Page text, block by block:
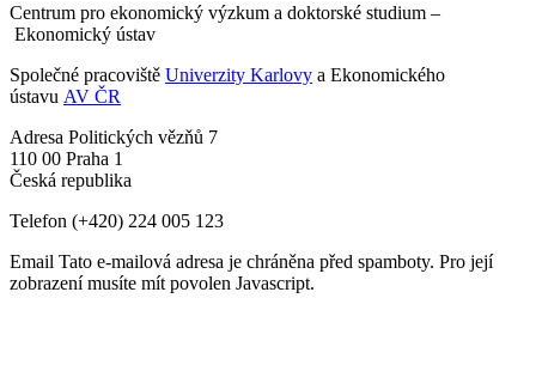
Centrum pro ekonomický výzkum a doktorské studium –
Ekonomický ústav
Společné pracoviště Univerzity Karlovy a Ekonomického
ústavu AV ČR
Adresa Politických vězňů 7
110 00 Praha 1
Česká republika
Telefon (+420) 224 005 123
Email Tato e-mailová adresa je chráněna před spamboty. Pro její
zobrazení musíte mít povolen Javascript.